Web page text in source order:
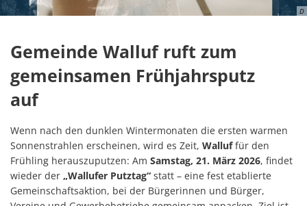
D
Gemeinde Walluf ruft zum
gemeinsamen Frühjahrsputz
auf
Wenn nach den dunklen Wintermonaten die ersten warmen
Sonnenstrahlen erscheinen, wird es Zeit, Walluffür den
Frühling herauszuputzen: Am Samstag, 21. März 2026, findet
wieder der „Wallufer Putztag“ statt – eine fest etablierte
Gemeinschaftsaktion, bei der Bürgerinnen und Bürger,